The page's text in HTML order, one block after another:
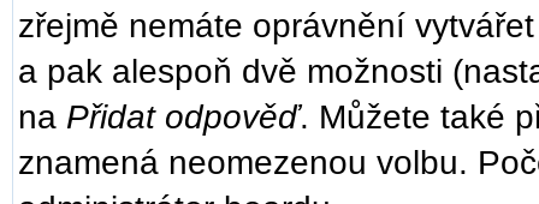
zřejmě nemáte oprávnění
a pak alespoň dvě možnosti
na Přidat odpověď. Můžete také
znamená neomezenou volbu.